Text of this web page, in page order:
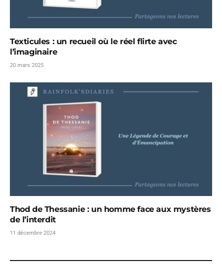
Texticules : un recueil où le réel flirte avec
l’imaginaire
20 mars 2025
Thod de Thessanie : un homme face aux mystères
de l’interdit
11 décembre 2024